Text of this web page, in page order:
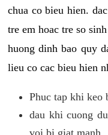
chua co bieu hien.
tre em hoac tre so
huong dinh bao quy
lieu co cac bieu hien
Phuc tap khi keo
dau khi cuong